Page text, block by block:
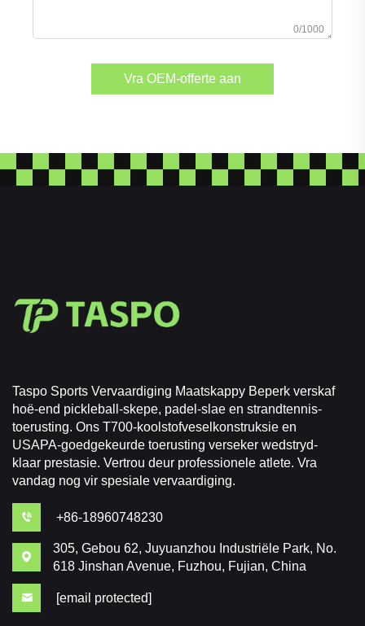
0/1000
Vra OEM-offerte aan
Taspo Sports Vervaardiging Maatskappy Beperk verskaf
hoë-end pickleball-skepe, padel-slae en strandtennis-
toerusting. Ons T700-koolstofveselkonstruksie en
USAPA-goedgekeurde toerusting verseker wedstryd-
klaar prestasie. Vertrou deur professionele atlete. Vra
vandag nog vir spesiale vervaardiging.
+86-18960748230
305, Gebou 62, Juyuanzhou Industriële Park, No.
618 Jinshan Avenue, Fuzhou, Fujian, China
[email protected]